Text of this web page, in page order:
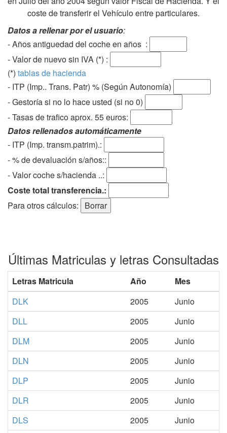
coste de transferir el Vehículo entre particulares.
Datos a rellenar por el usuario:
- Años antiguedad del coche en años :
- Valor de nuevo sin IVA (*) :
(*) tablas de hacienda
- ITP (Imp.. Trans. Patr) % (Según Autonomía)
- Gestoría si no lo hace usted (si no 0)
-Tasas de trafico aprox. 55 euros:
Datos rellenados automáticamente
- ITP (Imp. transm.patrim).:
- % de devaluación s/años::
- Valor coche s/hacienda ..:
Coste total transferencia.:
Para otros cálculos:
Últimas Matriculas y letras Consultadas
Letras Matricula Año
Mes
DLK
2005
Junio
DLL
2005
Junio
DLM
2005
Junio
DLN
2005
Junio
DLP
2005
Junio
DLR
2005
Junio
DLS
2005
Junio